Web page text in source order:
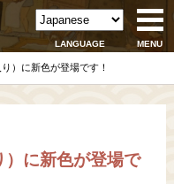
LANGUAGE MENU
）に新色が登場です！
に新色が登場で